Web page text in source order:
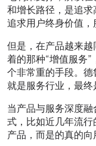
和增长路径，是追
追求用户终身价值，
但是，在产品越来
着的那种“增值服务
个非常重的手段。德
就是服务行业，最终
当产品与服务深度
式，比如近几年流
产品，而是的真的向